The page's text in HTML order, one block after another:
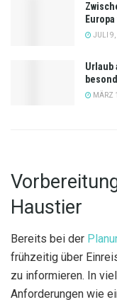
JULI
Urlaub
MÄRZ
Haustier
Bereits bei der
frühzeitig über
zu informieren. In
Anforderungen wie